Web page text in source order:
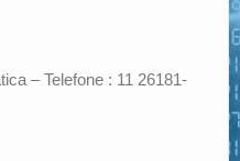
– Telefone : 11 26181-